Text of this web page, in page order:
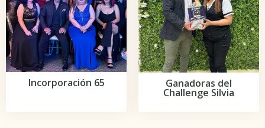
Incorporación 65 Ganadoras del
Challenge Silvia